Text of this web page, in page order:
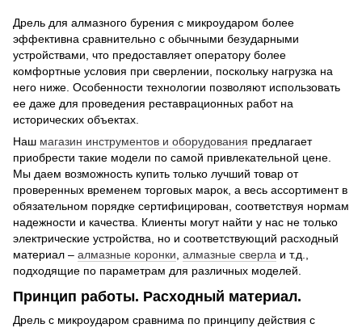
Дрель для алмазного бурения с микроударом более
эффективна сравнительно с обычными безударными
устройствами, что предоставляет оператору более
комфортные условия при сверлении, поскольку нагрузка на
него ниже. Особенности технологии позволяют использовать
ее даже для проведения реставрационных работ на
исторических объектах.
Наш магазин инструментов и оборудования предлагает
приобрести такие модели по самой привлекательной цене.
Мы даем возможность купить только лучший товар от
проверенных временем торговых марок, а весь ассортимент в
обязательном порядке сертифицирован, соответствуя нормам
надежности и качества. Клиенты могут найти у нас не только
электрические устройства, но и соответствующий расходный
материал – алмазные коронки, алмазные сверла и т.д.,
подходящие по параметрам для различных моделей.
Принцип работы. Расходный материал.
Дрель с микроударом сравнима по принципу действия с